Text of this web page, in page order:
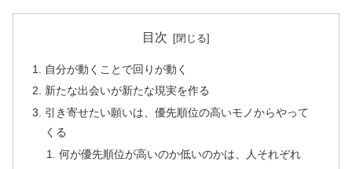
目次
自分が動くことで回りが動く
新たな出会いが新たな現実を作る
引き寄せたい願いは、優先順位の高いモノからやって
くる
何が優先順位が高いのか低いのかは、人それぞれ